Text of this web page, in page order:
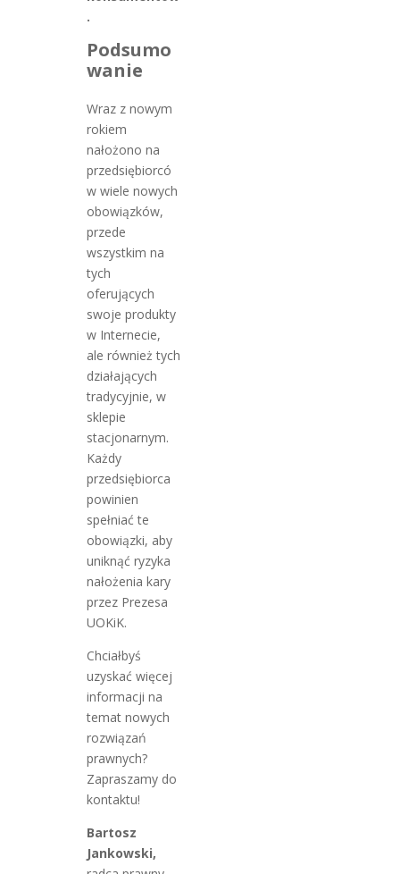
.
Podsumo
wanie
Wraz z nowym
rokiem
nałożono na
przedsiębiorcó
w wiele nowych
obowiązków,
przede
wszystkim na
tych
oferujących
swoje produkty
w Internecie,
ale również tych
działających
tradycyjnie, w
sklepie
stacjonarnym.
Każdy
przedsiębiorca
powinien
spełniać te
obowiązki, aby
uniknąć ryzyka
nałożenia kary
przez Prezesa
UOKiK.
Chciałbyś
uzyskać więcej
informacji na
temat nowych
rozwiązań
prawnych?
Zapraszamy do
kontaktu!
Bartosz
Jankowski,